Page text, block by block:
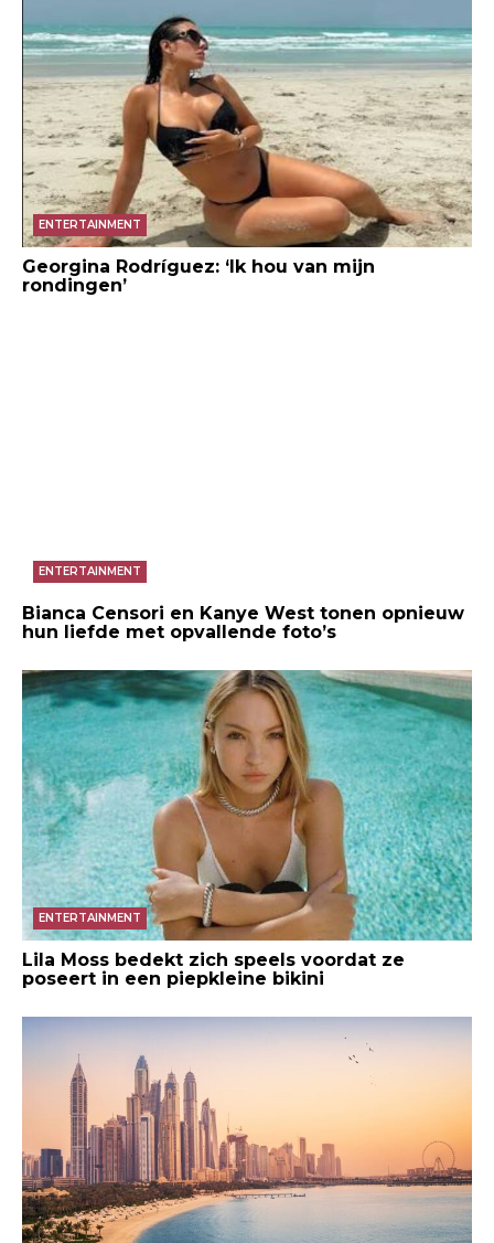
ENTERTAINMENT
Georgina Rodríguez: ‘Ik hou van mijn
rondingen’
ENTERTAINMENT
Bianca Censori en Kanye West tonen opnieuw
hun liefde met opvallende foto’s
ENTERTAINMENT
Lila Moss bedekt zich speels voordat ze
poseert in een piepkleine bikini